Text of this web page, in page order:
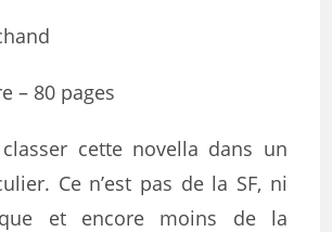
– 80 pages
cette novella dans un
Ce n’est pas de la SF, ni
et encore moins de la